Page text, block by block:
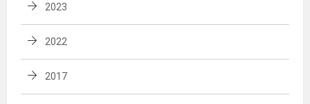
2023
2022
2017